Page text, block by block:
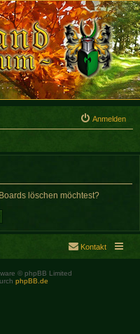
Anmelden
löschen möchtest?
Kontakt
© phpBB Limited
phpBB.de